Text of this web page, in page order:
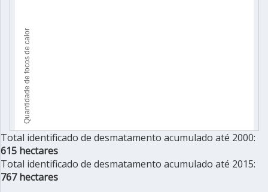
Total identificado de desmatamento acumulado até 2000:
615 hectares
Total identificado de desmatamento acumulado até 2015:
767 hectares